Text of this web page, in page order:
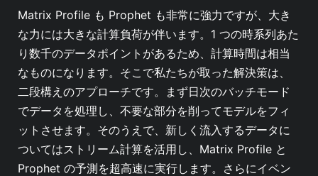
Matrix Profile も Prophet も非常に強力ですが、大き
な力には大きな計算負荷が伴います。1 つの時系列あた
り数千のデータポイントがあるため、計算時間は相当
なものになります。そこで私たちが取った解決策は、
二段構えのアプローチです。まず日次のバッチモード
でデータを処理し、不要な部分を削ってモデルをフィ
ットさせます。そのうえで、新しく流入するデータに
ついてはストリーム計算を活用し、Matrix Profile と
Prophet の予測を超高速に実行します。さらにイベン